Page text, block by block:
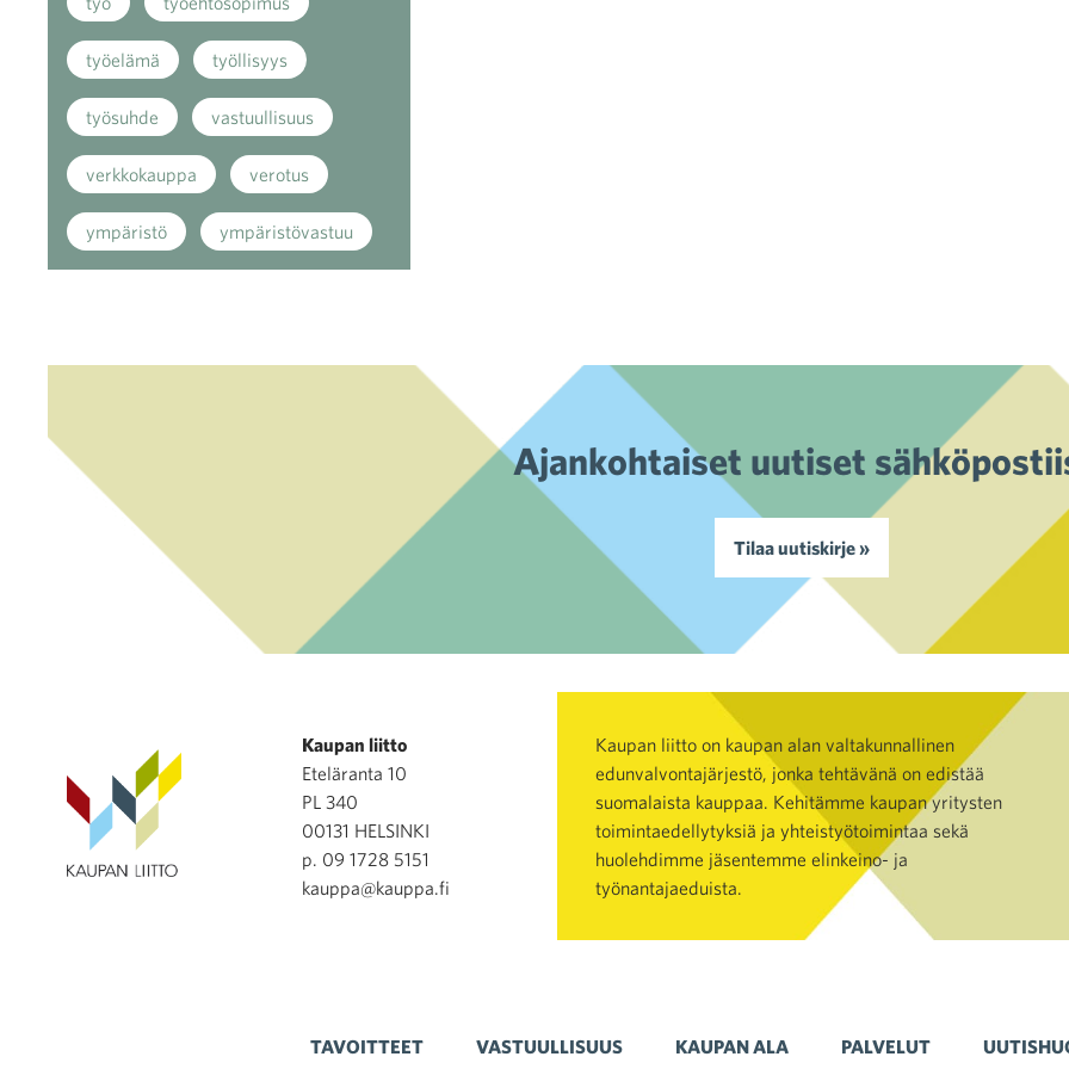
työelämä työllisyys
työsuhde vastuullisuus
verkkokauppa verotus
ympäristö ympäristövastuu
Ajankohtaiset uutiset
Tilaa uutiskirje »
Kaupan liitto
Eteläranta 10
PL 340
00131 HELSINKI
p. 09 1728 5151
kauppa@kauppa.fi
Kaupan liitto on kaupan alan valtakunnallinen
edunvalvontajärjestö, jonka tehtävänä on edistää
suomalaista kauppaa. Kehitämme kaupan yritysten
toimintaedellytyksiä ja yhteistyötoimintaa sekä
huolehdimme jäsentemme elinkeino- ja
työnantajaeduista.
TAVOITTEET VASTUULLISUUS KAUPAN ALA PALVELUT